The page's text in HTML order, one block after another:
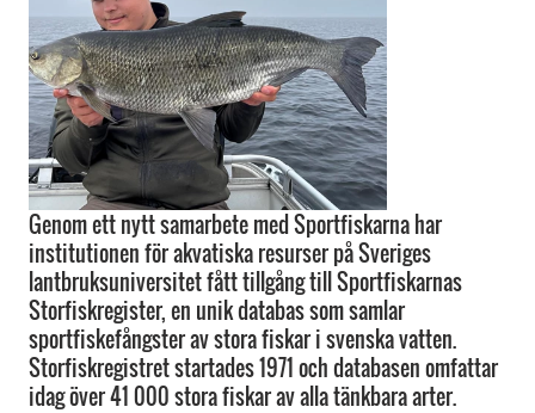
Genom ett nytt samarbete med Sportfiskarna har
institutionen för akvatiska resurser på Sveriges
lantbruksuniversitet fått tillgång till Sportfiskarnas
Storfiskregister, en unik databas som samlar
sportfiskefångster av stora fiskar i svenska vatten.
Storfiskregistret startades 1971 och databasen omfattar
idag över 41 000 stora fiskar av alla tänkbara arter.